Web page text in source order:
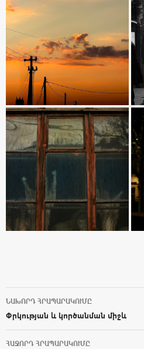
Post navigation
ՆԱԽՈՐԴ ՀՐԱՊԱՐԱԿՈՒՄԸ
Փրկության և կործանման միջև
ՀԱՋՈՐԴ ՀՐԱՊԱՐԱԿՈՒՄԸ